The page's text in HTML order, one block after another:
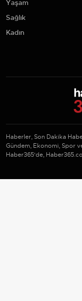
Yaşam
Sağlık
Kadın
Haberler, Son Dakika
Gündem, Ekonomi, Spor
Haber365'de,